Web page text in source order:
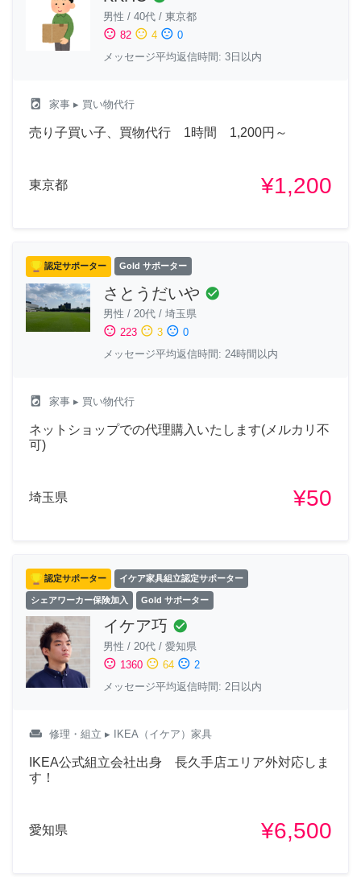
男性 / 40代 / 東京都
sentiment_satisfied 82 sentiment_neutral 4 sentiment_dissatisfied 0
メッセージ平均返信時間: 3日以内
local_laundry_service 家事 ▸ 買い物代行
売り子買い子、買物代行 1時間 1,200円～
東京都 ¥1,200
認定サポーター Gold サポーター
さとうだいや check_circle
男性 / 20代 / 埼玉県
sentiment_satisfied 223 sentiment_neutral 3 sentiment_dissatisfied 0
メッセージ平均返信時間: 24時間以内
local_laundry_service 家事 ▸ 買い物代行
ネットショップでの代理購入いたします(メルカリ不
可)
埼玉県 ¥50
認定サポーター イケア家具組立認定サポーター
シェアワーカー保険加入 Gold サポーター
イケア巧 check_circle
男性 / 20代 / 愛知県
sentiment_satisfied 1360 sentiment_neutral 64 sentiment_dissatisfied 2
メッセージ平均返信時間: 2日以内
weekend 修理・組立 ▸ IKEA（イケア）家具
IKEA公式組立会社出身 長久手店エリア外対応しま
す！
愛知県 ¥6,500